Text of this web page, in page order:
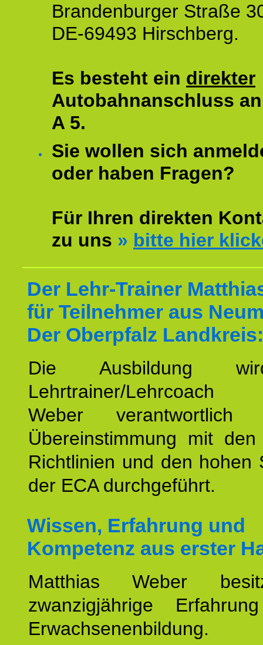
Brandenburger Straße
DE-69493 Hirschberg.
Es besteht ein direkter
Autobahnanschluss
A 5.
Sie wollen sich
oder haben Fragen?
Für Ihren direkten
zu uns » bitte hier
Der Lehr-Trainer
für Teilnehmer aus
Der Oberpfalz Landkreis:
Die Ausbildung
Lehrtrainer/Lehrcoach
Weber
Übereinstimmung mit den
Richtlinien und den hohen
der ECA durchgeführt.
Wissen, Erfahrung und
Kompetenz aus erster
Matthias Weber
zwanzigjährige
Erwachsenenbildung.